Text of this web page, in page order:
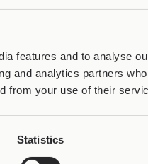
features and to analyse
and analytics partners
from your use of their
Statistics